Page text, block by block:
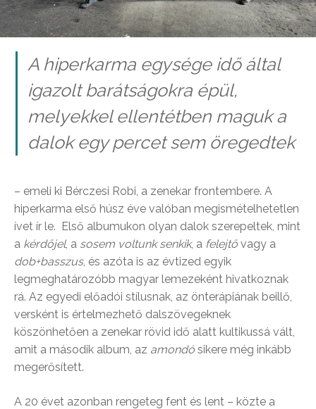
A hiperkarma egysége idő által
igazolt barátságokra épül,
melyekkel ellentétben maguk a
dalok egy percet sem öregedtek
– emeli ki Bérczesi Robi, a zenekar frontembere. A
hiperkarma első húsz éve valóban megismételhetetlen
ívet ír le. Első albumukon olyan dalok szerepeltek, mint
a kérdőjel, a sosem voltunk senkik, a felejtő vagy a
dob+basszus, és azóta is az évtized egyik
legmeghatározóbb magyar lemezeként hivatkoznak
rá. Az egyedi előadói stílusnak, az önterápiának beillő,
versként is értelmezhető dalszövegeknek
köszönhetően a zenekar rövid idő alatt kultikussá vált,
amit a második album, az amondó sikere még inkább
megerősített.
A 20 évet azonban rengeteg fent és lent – közte a